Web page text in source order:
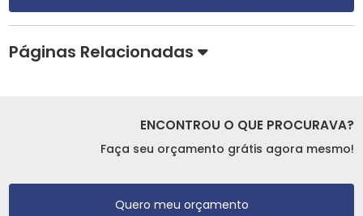
Páginas Relacionadas
ENCONTROU O QUE PROCURAVA?
Faça seu orçamento grátis agora mesmo!
Quero meu orçamento